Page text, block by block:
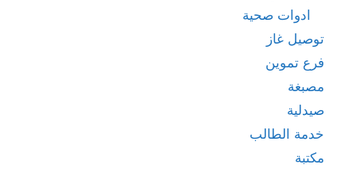
ادوات صحية
توصيل غاز
فرع تموين
مصبغة
صيدلية
خدمة الطالب
مكتبة